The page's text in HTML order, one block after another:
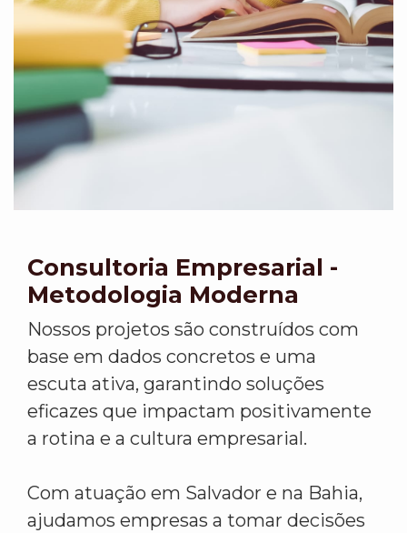
Consultoria Empresarial -
Metodologia Moderna
Nossos projetos são construídos com
base em dados concretos e uma
escuta ativa, garantindo soluções
eficazes que impactam positivamente
a rotina e a cultura empresarial.
Com atuação em Salvador e na Bahia,
ajudamos empresas a tomar decisões